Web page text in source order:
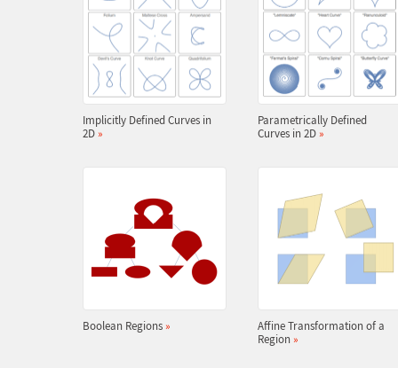
Implicitly Defined Curves in
2D »
Parametrically Defined
Curves in 2D »
Boolean Regions »
Affine Transformation of a
Region »